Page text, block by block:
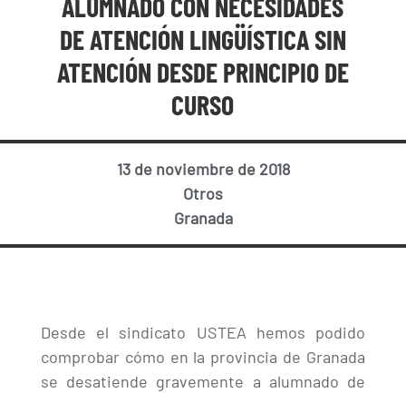
DE ATENCIÓN LINGÜÍSTICA SIN
ATENCIÓN DESDE PRINCIPIO DE
CURSO
13 de noviembre de 2018
Otros
Granada
Desde el sindicato USTEA hemos podido
comprobar cómo en la provincia de Granada
se desatiende gravemente a alumnado de